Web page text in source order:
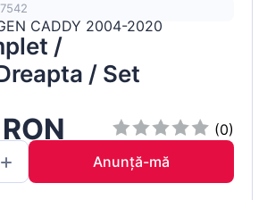
CADDY 2004-2020
/
/ Set
(0)
Anunță-mă